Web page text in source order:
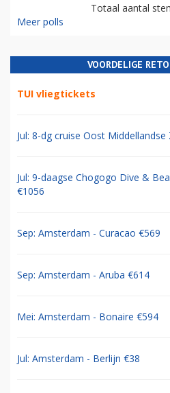
Totaal aantal
Meer polls
VOORDELIGE
TUI vliegtickets
Jul: 8-dg cruise Oost Middellandse
Jul: 9-daagse Chogogo Dive &
€1056
Sep: Amsterdam - Curacao €569
Sep: Amsterdam - Aruba €614
Mei: Amsterdam - Bonaire €594
Jul: Amsterdam - Berlijn €38